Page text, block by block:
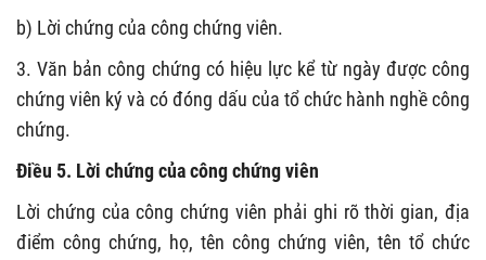
b) Lời chứng của công chứng viên.
3. Văn bản công chứng có hiệu lực kể từ ngày được công
chứng viên ký và có đóng dấu của tổ chức hành nghề công
chứng.
Điều 5. Lời chứng của công chứng viên
Lời chứng của công chứng viên phải ghi rõ thời gian, địa
điểm công chứng, họ, tên công chứng viên, tên tổ chức